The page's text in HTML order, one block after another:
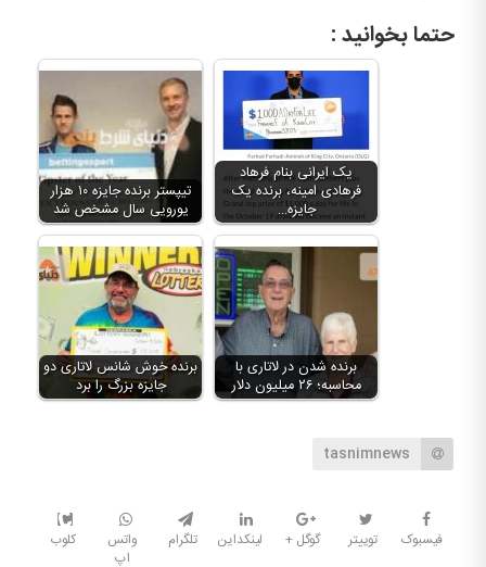
حتما بخوانید :
تیپستر برنده جایزه ۱۰ هزار
یورویی سال مشخص شد
یک ایرانی بنام فرهاد
فرهادی‌ امینه، برنده یک
جایزه…
برنده خوش شانس لاتاری دو
جایزه بزرگ را برد
برنده شدن در لاتاری با
محاسبه؛ ۲۶ میلیون دلار
tasnimnews
فیسبوک توییتر گوگل + لینکداین تلگرام
واتس
اپ
کلوب